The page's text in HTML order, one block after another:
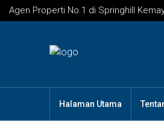
Agen Properti No.1 di Springhill
Halaman Utama